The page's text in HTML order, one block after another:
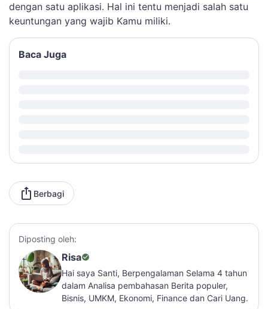
dengan satu aplikasi. Hal ini tentu menjadi salah satu
keuntungan yang wajib Kamu miliki.
Baca Juga
Berbagi
Diposting oleh:
Risa
Hai saya Santi, Berpengalaman Selama 4 tahun
dalam Analisa pembahasan Berita populer,
Bisnis, UMKM, Ekonomi, Finance dan Cari Uang.